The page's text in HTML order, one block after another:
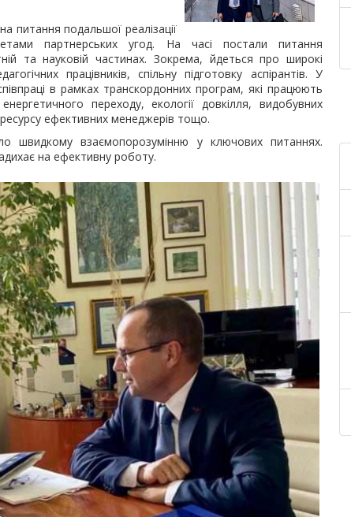
питання подальшої реалізації
партнерських угод. На часі постали питання
та науковій частинах. Зокрема, йдеться про широкі
працівників, спільну підготовку аспірантів. У
в рамках транскордонних програм, які працюють
переходу, екології довкілля, видобувних
ефективних менеджерів тощо.
швидкому взаємопорозумінню у ключових питаннях.
на ефективну роботу.